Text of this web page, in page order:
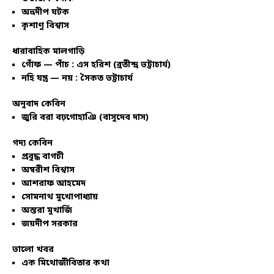
অভ্রদীপ ঘটক
কৃশাণু বিশ্বাস
ধারাবাহিক মালগাড়ি
গোঁফ — পাঁচ : এস হরিশ (ব্রতীন্দ্র ভট্টাচার্য)
নহি যন্ত্র — নয় : সৈকত ভট্টাচার্য
অনুবাদ কেবিন
জুরি বরা বঢ়গোহাঞি (বাসুদেব দাস)
গদ্য কেবিন
প্রবুদ্ধ বাগচী
অম্বরীশ বিশ্বাস
আশরাফ আহমেদ
সোমনাথ মুখোপাধ্যায়
অন্তরা মুখার্জি
জয়দীপ সরকার
ভালো খবর
এক মিথোজীবিতার কথা